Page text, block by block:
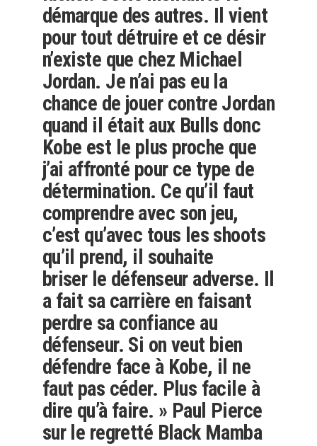
démarque des autres. Il vient
pour tout détruire et ce désir
n’existe que chez Michael
Jordan. Je n’ai pas eu la
chance de jouer contre Jordan
quand il était aux Bulls donc
Kobe est le plus proche que
j’ai affronté pour ce type de
détermination. Ce qu’il faut
comprendre avec son jeu,
c’est qu’avec tous les shoots
qu’il prend, il souhaite
briser le défenseur adverse. Il
a fait sa carrière en faisant
perdre sa confiance au
défenseur. Si on veut bien
défendre face à Kobe, il ne
faut pas céder. Plus facile à
dire qu’à faire. » Paul Pierce
sur le regretté Black Mamba